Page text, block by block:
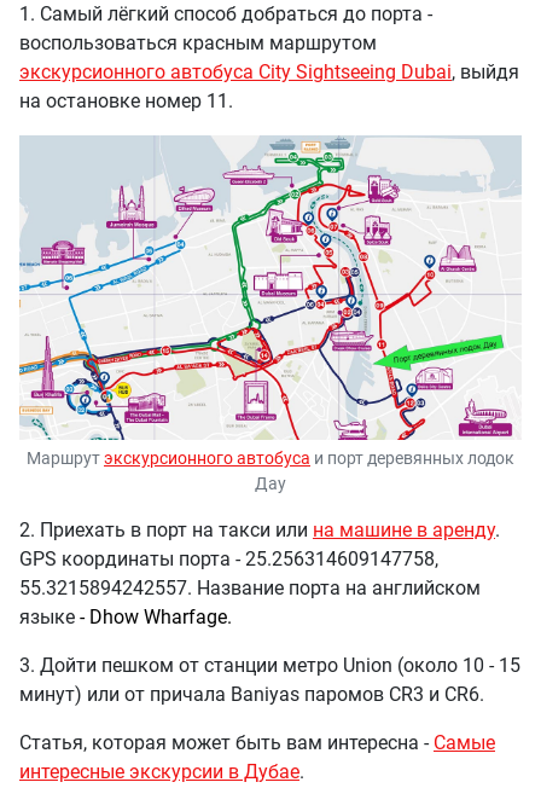
1. Самый лёгкий способ добраться до порта -
воспользоваться красным маршрутом
экскурсионного автобуса City Sightseeing Dubai, выйдя
на остановке номер 11.
Маршрутэкскурсионного автобуса и порт деревянных лодок
Дау
2. Приехать в порт на такси или на машине в аренду.
GPS координаты порта - 25.256314609147758,
55.3215894242557. Название порта на английском
языке - Dhow Wharfage.
3. Дойти пешком от станции метро Union (около 10 - 15
минут) или от причала Baniyas паромов CR3 и CR6.
Статья, которая может быть вам интересна - Самые
интересные экскурсии в Дубае.